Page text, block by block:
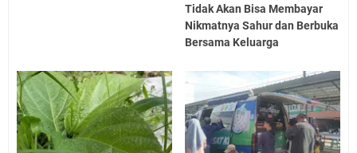
Tidak Akan Bisa Membayar
Nikmatnya Sahur dan Berbuka
Bersama Keluarga